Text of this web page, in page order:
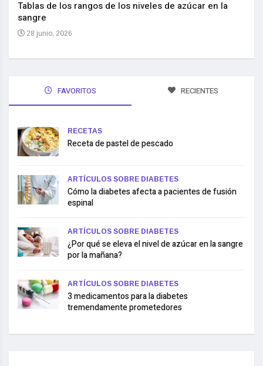
Tablas de los rangos de los niveles de azúcar en la
sangre
28 junio, 2026
FAVORITOS RECIENTES
RECETAS
Receta de pastel de pescado
ARTÍCULOS SOBRE DIABETES
Cómo la diabetes afecta a pacientes de fusión
espinal
ARTÍCULOS SOBRE DIABETES
¿Por qué se eleva el nivel de azúcar en la sangre
por la mañana?
ARTÍCULOS SOBRE DIABETES
3 medicamentos para la diabetes
tremendamente prometedores